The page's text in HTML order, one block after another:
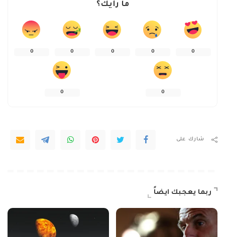
ما رأيك؟
0
0
0
0
0
0
0
شارك على
ربما يعجبك ايضاً